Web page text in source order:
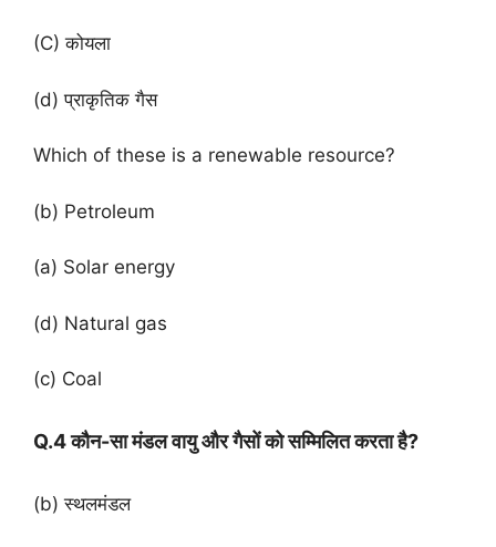
(C) कोयला
(d) प्राकृतिक गैस
Which of these is a renewable resource?
(b) Petroleum
(a) Solar energy
(d) Natural gas
(c) Coal
Q.4 कौन-सा मंडल वायु और गैसों को सम्मिलित करता है?
(b) स्थलमंडल